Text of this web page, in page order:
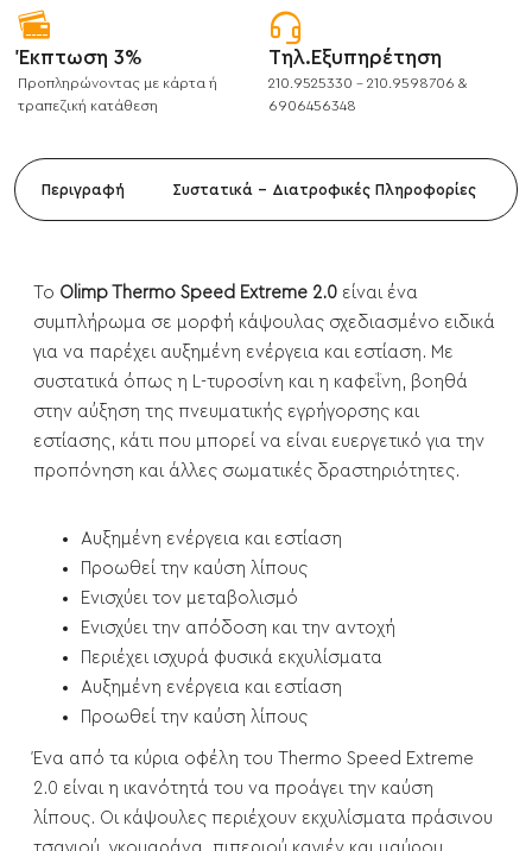
Έκπτωση 3%
Προπληρώνοντας με κάρτα ή
τραπεζική κατάθεση
Τηλ.Εξυπηρέτηση
210.9525330 - 210.9598706 &
6906456348
Περιγραφή Συστατικά - Διατροφικές Πληροφορίες
Το Olimp Thermo Speed Extreme 2.0 είναι ένα
συμπλήρωμα σε μορφή κάψουλας σχεδιασμένο ειδικά
για να παρέχει αυξημένη ενέργεια και εστίαση. Με
συστατικά όπως η L-τυροσίνη και η καφεΐνη, βοηθά
στην αύξηση της πνευματικής εγρήγορσης και
εστίασης, κάτι που μπορεί να είναι ευεργετικό για την
προπόνηση και άλλες σωματικές δραστηριότητες.
Αυξημένη ενέργεια και εστίαση
Προωθεί την καύση λίπους
Ενισχύει τον μεταβολισμό
Ενισχύει την απόδοση και την αντοχή
Περιέχει ισχυρά φυσικά εκχυλίσματα
Αυξημένη ενέργεια και εστίαση
Προωθεί την καύση λίπους
Ένα από τα κύρια οφέλη του Thermo Speed Extreme
2.0 είναι η ικανότητά του να προάγει την καύση
λίπους. Οι κάψουλες περιέχουν εκχυλίσματα πράσινου